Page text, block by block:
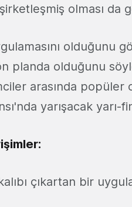
olması da
olduğunu
planda olduğunu
arasında popüler
yarışacak yarı-
çıkartan bir